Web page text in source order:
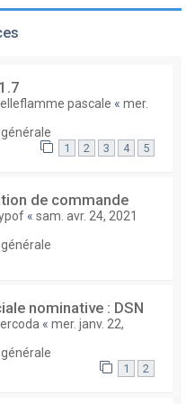
pascale « mer.
1 2 3 4 5
de commande
« sam. avr. 24, 2021
nominative : DSN
« mer. janv. 22,
1 2